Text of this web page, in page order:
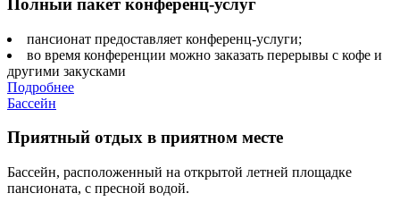
Полный пакет конференц-услуг
пансионат предоставляет конференц-услуги;
во время конференции можно заказать перерывы с кофе и
другими закусками
Подробнее
Бассейн
Приятный отдых в приятном месте
Бассейн, расположенный на открытой летней площадке
пансионата, с пресной водой.